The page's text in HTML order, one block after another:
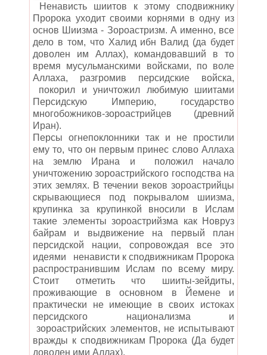
Ненависть шиитов к этому сподвижнику
Пророка уходит своими корнями в одну из
основ Шиизма - Зороастризм. А именно, все
дело в том, что Халид ибн Валид (да будет
доволен им Аллах), командовавший в то
время мусульманскими войсками, по воле
Аллаха, разгромив персидские войска,
покорил и уничтожил любимую шиитами
Персидскую Империю, государство
многобожников-зороастрийцев (древний
Иран).
Персы огнепоклонники так и не простили
ему то, что он первым принес слово Аллаха
на землю Ирана и положил начало
уничтожению зороастрийского господства на
этих землях. В течении веков зороастрийцы
скрывающиеся под покрывалом шиизма,
крупинка за крупинкой вносили в Ислам
такие элементы зороастрийзма как Новруз
байрам и выдвижение на первый план
персидской нации, сопровождая все это
идеями ненависти к сподвижникам Пророка
распространившим Ислам по всему миру.
Стоит отметить что шииты-зейдиты,
проживающие в основном в Йемене и
практически не имеющие в своих истоках
персидского национализма и
зороастрийских элементов, не испытывают
вражды к сподвижникам Пророка (Да будет
доволен ими Аллах).